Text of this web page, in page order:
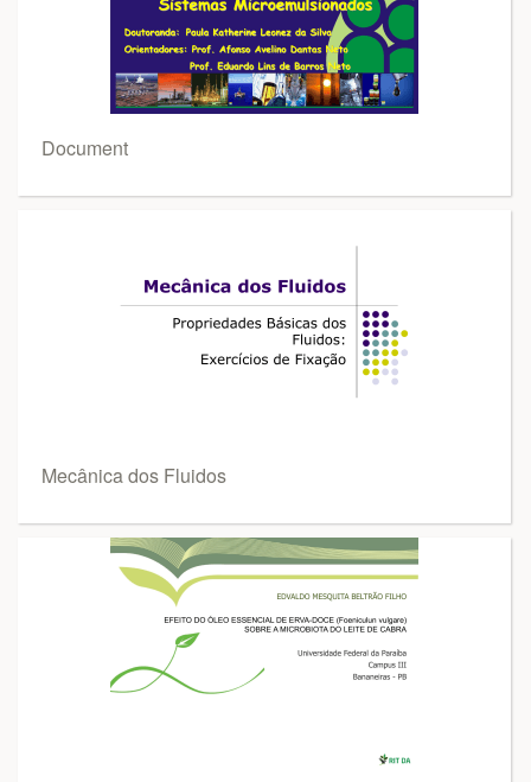
Document
Mecânica dos Fluidos